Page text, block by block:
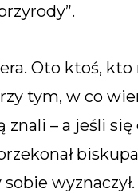
Oto ktoś,
tym, w co
– a jeśli
wyznaczył.